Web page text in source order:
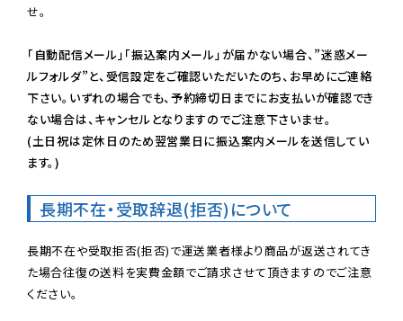
せ。
「自動配信メール」「振込案内メール」が届かない場合、”迷惑メー
ルフォルダ”と、受信設定をご確認いただいたのち、お早めにご連絡
下さい。いずれの場合でも、予約締切日までにお支払いが確認でき
ない場合は、キャンセルとなりますのでご注意下さいませ。
(土日祝は定休日のため翌営業日に振込案内メールを送信してい
ます。)
長期不在・受取辞退(拒否)について
長期不在や受取拒否(拒否)で運送業者様より商品が返送されてき
た場合往復の送料を実費金額でご請求させて頂きますのでご注意
ください。